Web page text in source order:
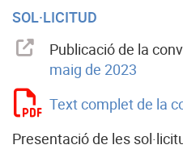
SOL·LICITUD
Publicació de la
maig de 2023
Text complet de la
Presentació de les